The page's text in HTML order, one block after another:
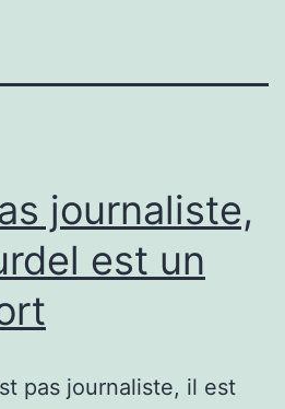
journaliste,
est un
pas journaliste, il est